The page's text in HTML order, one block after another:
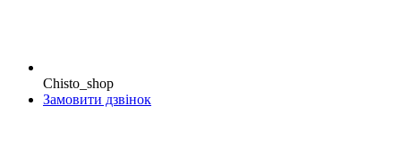
Chisto_shop
Замовити дзвінок